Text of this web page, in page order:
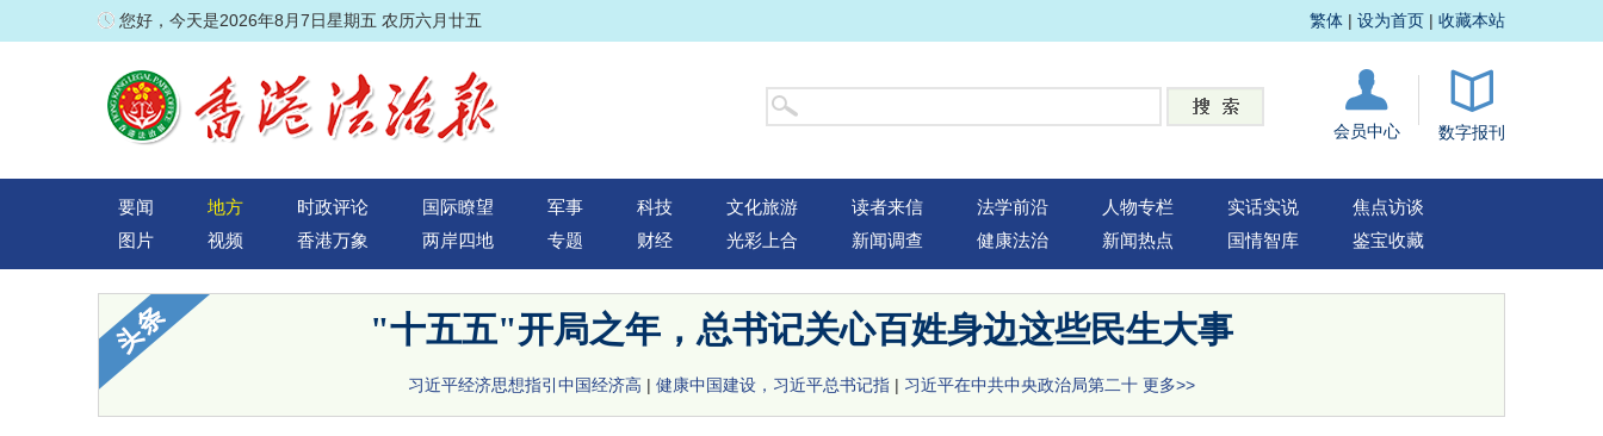
您好，今天是2026年8月7日星期五 农历六月廿五 繁体 | 设为首页 | 收藏本站
会员中心 数字报刊
要闻 地方 时政评论 国际瞭望 军事 科技 文化旅游 读者来信 法学前沿 人物专栏 实话实说
焦点访谈
图片
视频 香港万象 两岸四地 专题 财经 光彩上合 新闻调查 健康法治 新闻热点 国情智库 鉴宝收藏
"十五五"开局之年，总书记关心百姓身边这些民生大事
习近平经济思想指引中国经济高 | 健康中国建设，习近平总书记指 | 习近平在中共中央政治局第二十 更多>>